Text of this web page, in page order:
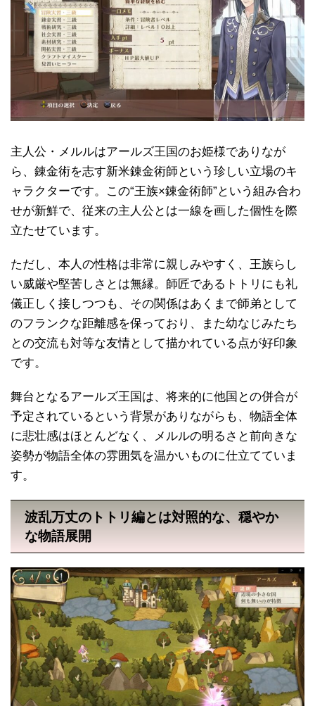
主人公・メルルはアールズ王国のお姫様でありなが
ら、錬金術を志す新米錬金術師という珍しい立場のキ
ャラクターです。この“王族×錬金術師”という組み合わ
せが新鮮で、従来の主人公とは一線を画した個性を際
立たせています。
ただし、本人の性格は非常に親しみやすく、王族らし
い威厳や堅苦しさとは無縁。師匠であるトトリにも礼
儀正しく接しつつも、その関係はあくまで師弟として
のフランクな距離感を保っており、また幼なじみたち
との交流も対等な友情として描かれている点が好印象
です。
舞台となるアールズ王国は、将来的に他国との併合が
予定されているという背景がありながらも、物語全体
に悲壮感はほとんどなく、メルルの明るさと前向きな
姿勢が物語全体の雰囲気を温かいものに仕立てていま
す。
波乱万丈のトトリ編とは対照的な、穏やか
な物語展開